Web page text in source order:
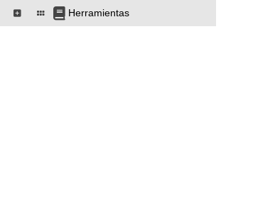
Herramientas